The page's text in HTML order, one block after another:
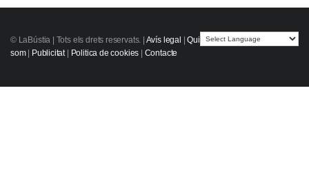
© LaBústia | Tots els drets reservats. Avís legal |Qui
som| Publicitat| Politica de cookies Contacte